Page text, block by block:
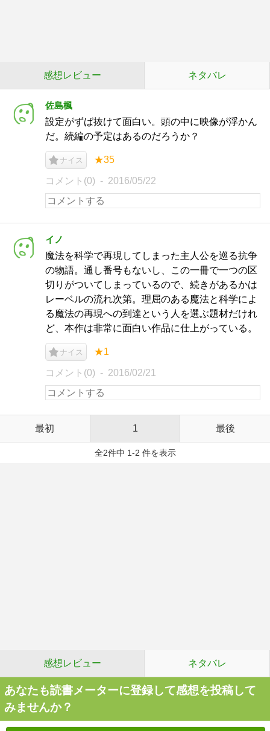
感想レビュー ネタバレ
佐島楓
設定がずば抜けて面白い。頭の中に映像が浮かん
だ。続編の予定はあるのだろうか？
ナイス ★35
コメント(0) 2016/05/22
イノ
魔法を科学で再現してしまった主人公を巡る抗争
の物語。通し番号もないし、この一冊で一つの区
切りがついてしまっているので、続きがあるかは
レーベルの流れ次第。理屈のある魔法と科学によ
る魔法の再現への到達という人を選ぶ題材だけれ
ど、本作は非常に面白い作品に仕上がっている。
ナイス ★1
コメント(0) 2016/02/21
最初 1 最後
全2件中 1-2 件を表示
感想レビュー ネタバレ
あなたも読書メーターに登録して感想を投稿して
みませんか？